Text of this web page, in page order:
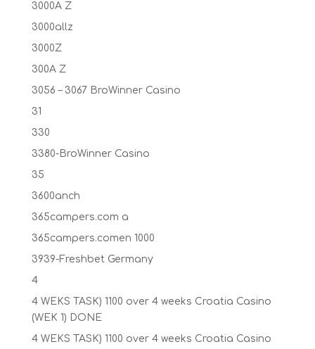
3000A Z
3000allz
3000Z
300A Z
3056 – 3067 BroWinner Casino
31
330
3380-BroWinner Casino
35
3600anch
365campers.com a
365campers.comen 1000
3939-Freshbet Germany
4
4 WEKS TASK) 1100 over 4 weeks Croatia Casino
(WEK 1) DONE
4 WEKS TASK) 1100 over 4 weeks Croatia Casino